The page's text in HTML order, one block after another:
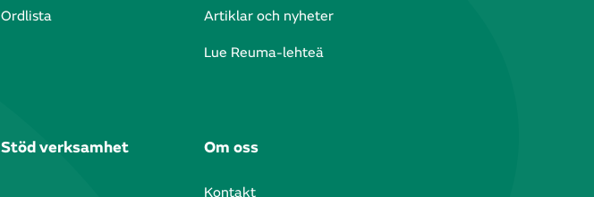
Ordlista Artiklar och nyheter
Lue Reuma-lehteä
Stöd verksamhet Om oss
Kontakt